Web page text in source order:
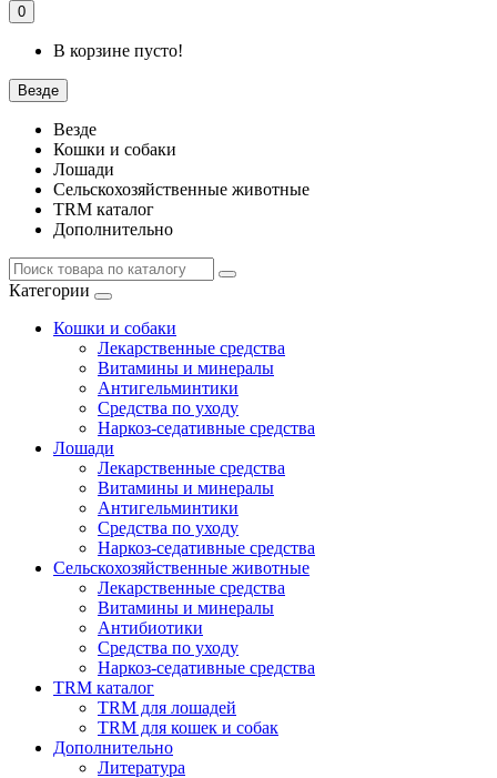
0
В корзине пусто!
Везде
Везде
Кошки и собаки
Лошади
Сельскохозяйственные животные
TRM каталог
Дополнительно
Категории
Кошки и собаки
Лекарственные средства
Витамины и минералы
Антигельминтики
Средства по уходу
Наркоз-седативные средства
Лошади
Лекарственные средства
Витамины и минералы
Антигельминтики
Средства по уходу
Наркоз-седативные средства
Сельскохозяйственные животные
Лекарственные средства
Витамины и минералы
Антибиотики
Средства по уходу
Наркоз-седативные средства
TRM каталог
TRM для лошадей
TRM для кошек и собак
Дополнительно
Литература